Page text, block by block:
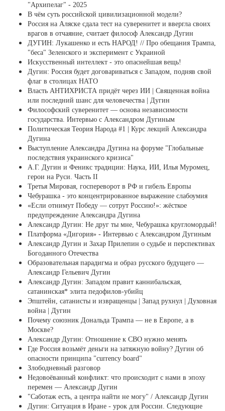
"Архипелаг" - 2025
В чём суть российской цивилизационной модели?
Россия на Аляске сдала тест на суверенитет и ввергла своих
врагов в отчаяние, считает философ Александр Дугин
ДУГИН: Лукашенко и есть НАРОД! // Про обещания Трампа,
"беса" Зеленского и эксперимент с Украиной
Искусственный интеллект - это опаснейшая вещь!
Дугин: Россия будет договариваться с Западом, подняв свой
флаг в столицах НАТО
Власть АНТИХРИСТА придёт через ИИ | Священная война
или последний шанс для человечества | Дугин
Философский суверенитет ― основа независимости
государства. Интервью с Александром Дугиным
Политическая Теория Народа #1 | Курс лекций Александра
Дугина
Выступление Александра Дугина на форуме "Глобальные
последствия украинского кризиса"
А.Г. Дугин и Феникс традиции: Наука, ИИ, Илья Муромец,
герои на Руси. Часть II
Третья Мировая, госпереворот в РФ и гибель Европы
Чебурашка - это концентрированное выражение слабоумия
«Если отнимут Победу — сотрут Россию!»: жёсткое
предупреждение Александра Дугина
Александр Дугин: Не друг ты мне, Чебурашка кругломордый!
Платформа «Дигория» - Интервью с Александром Дугиным
Александр Дугин и Захар Прилепин о судьбе и перспективах
Богоданного Отечества
Образовательная парадигма и образ русского будущего —
Александр Гельевич Дугин
Александр Дугин: Западом правит каннибальская,
сатанинская* элита педофилов-убийц
Эпштейн, сатанисты и извращенцы | Запад рухнул | Духовная
война | Дугин
Почему союзник Дональда Трампа — не в Европе, а в
Москве?
Александр Дугин: Отношение к СВО нужно менять
Где Россия возьмёт деньги на затяжную войну? Дугин об
опасности принципа "currency board"
Злободневный разговор
Недовоёванный конфликт: что происходит с нами в эпоху
перемен — Александр Дугин
"Саботаж есть, а центра найти не могу" / Александр Дугин
Дугин: Ситуация в Иране - урок для России. Следующие